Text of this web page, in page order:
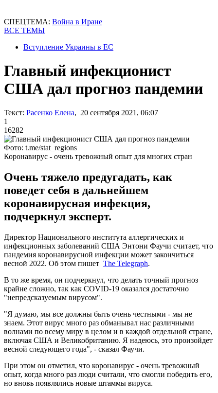
СПЕЦТЕМА: Война в Иране
ВСЕ ТЕМЫ
Вступление Украины в ЕС
Главный инфекционист
США дал прогноз пандемии
Текст: Расенко Елена, 20 сентября 2021, 06:07
1
16282
Фото: t.me/stat_regions
Коронавирус - очень тревожный опыт для многих стран
Очень тяжело предугадать, как
поведет себя в дальнейшем
коронавирусная инфекция,
подчеркнул эксперт.
Директор Национального института аллергических и
инфекционных заболеваний США Энтони Фаучи считает, что
пандемия коронавирусной инфекции может закончиться
весной 2022. Об этом пишет The Telegraph.
В то же время, он подчеркнул, что делать точный прогноз
крайне сложно, так как COVID-19 оказался достаточно
"непредсказуемым вирусом".
"Я думаю, мы все должны быть очень честными - мы не
знаем. Этот вирус много раз обманывал нас различными
волнами по всему миру в целом и в каждой отдельной стране,
включая США и Великобританию. Я надеюсь, это произойдет
весной следующего года", - сказал Фаучи.
При этом он отметил, что коронавирус - очень тревожный
опыт, когда много раз люди считали, что смогли победить его,
но вновь появлялись новые штаммы вируса.